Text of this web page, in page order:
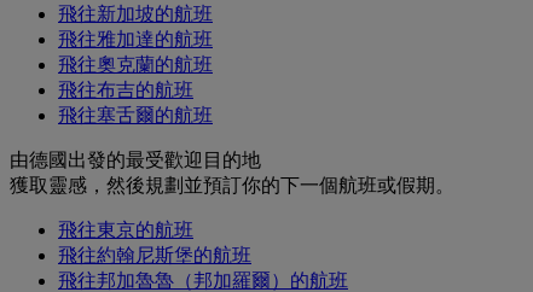
飛往新加坡的航班
飛往雅加達的航班
飛往奧克蘭的航班
飛往布吉的航班
飛往塞舌爾的航班
由德國出發的最受歡迎目的地
獲取靈感，然後規劃並預訂你的下一個航班或假期。
飛往東京的航班
飛往約翰尼斯堡的航班
飛往邦加魯魯（邦加羅爾）的航班